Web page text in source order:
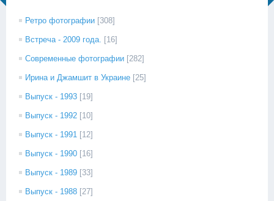
Ретро фотографии [308]
Встреча - 2009 года. [16]
Современные фотографии [282]
Ирина и Джамшит в Украине [25]
Выпуск - 1993 [19]
Выпуск - 1992 [10]
Выпуск - 1991 [12]
Выпуск - 1990 [16]
Выпуск - 1989 [33]
Выпуск - 1988 [27]